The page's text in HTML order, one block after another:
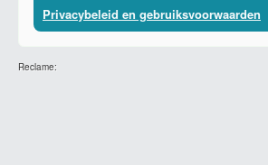
Privacybeleid en gebruiksvoorwaarden
Reclame: